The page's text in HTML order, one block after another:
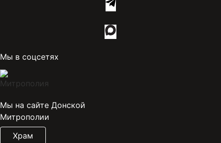
Мы в соцсетях
Мы на сайте Донской
Митрополии
Храм